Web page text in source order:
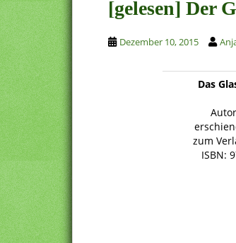
[gelesen] Der
Dezember 10, 2015
Das
zum
ISBN: